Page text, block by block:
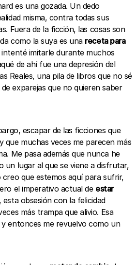
es una gozada. Un dedo
misma, contra todas sus
Fuera de la ficción, las cosas son
como la suya es una receta para
intenté imitarle durante muchos
de ahí fue una depresión del
Reales, una pila de libros que no sé
exparejas que no quieren saber
escapar de las ficciones que
que muchas veces me parecen más
Me pasa además que nunca he
un lugar al que se viene a disfrutar,
que estemos aquí para sufrir,
el imperativo actual de estar
esta obsesión con la felicidad
más trampa que alivio. Esa
entonces me revuelvo como un